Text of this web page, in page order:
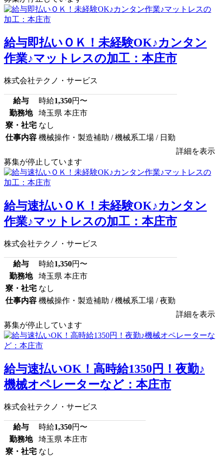
給与即払いＯＫ！未経験OK♪カンタン
作業♪マットレスの加工：本庄市
株式会社テクノ・サービス
給与 時給1,350円〜
勤務地
埼玉県 本庄市
寮・社宅 なし
仕事内容 機械操作・製造補助 / 機械系工場 / 日勤
詳細を表示
募集が停止しています
給与速払いＯＫ！未経験OK♪カンタン
作業♪マットレスの加工：本庄市
株式会社テクノ・サービス
給与 時給1,350円〜
勤務地
埼玉県 本庄市
寮・社宅 なし
仕事内容 機械操作・製造補助 / 機械系工場 / 夜勤
詳細を表示
募集が停止しています
給与速払いOK！高時給1350円！夜勤♪
機械オペレーターなど：本庄市
株式会社テクノ・サービス
給与 時給1,350円〜
勤務地
埼玉県 本庄市
寮・社宅 なし